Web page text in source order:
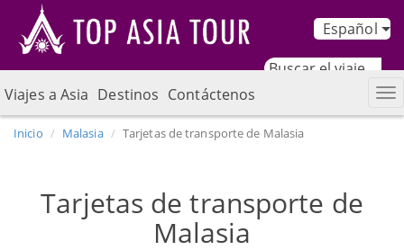
Español
Viajes a Asia Destinos Contáctenos
Inicio Malasia Tarjetas de transporte de Malasia
Tarjetas de transporte de
Malasia